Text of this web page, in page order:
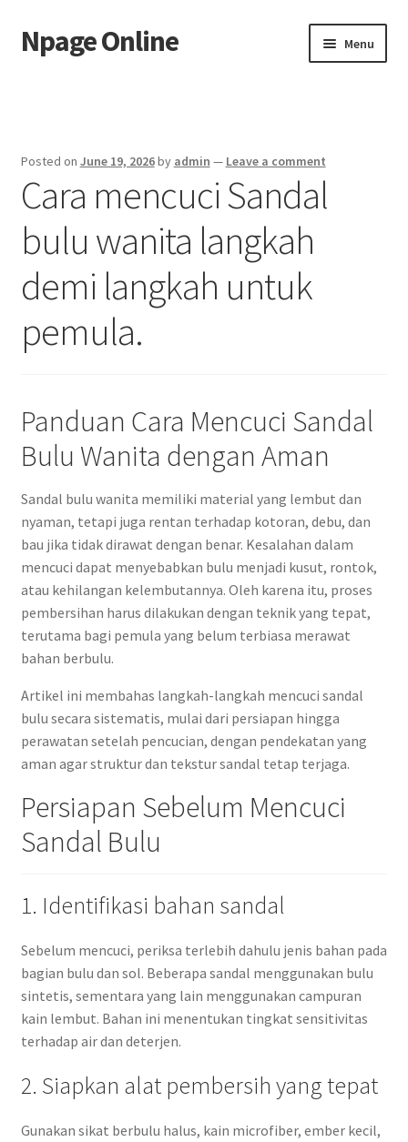
Skip
to
Skip
to
Npage Online Menu
Posted on June 19, 2026by admin — Leave a comment
Cara mencuci Sandal
bulu wanita langkah
demi langkah untuk
pemula.
Panduan Cara Mencuci Sandal
Bulu Wanita dengan Aman
Sandal bulu wanita memiliki material yang lembut dan
nyaman, tetapi juga rentan terhadap kotoran, debu, dan
bau jika tidak dirawat dengan benar. Kesalahan dalam
mencuci dapat menyebabkan bulu menjadi kusut, rontok,
atau kehilangan kelembutannya. Oleh karena itu, proses
pembersihan harus dilakukan dengan teknik yang tepat,
terutama bagi pemula yang belum terbiasa merawat
bahan berbulu.
Artikel ini membahas langkah-langkah mencuci sandal
bulu secara sistematis, mulai dari persiapan hingga
perawatan setelah pencucian, dengan pendekatan yang
aman agar struktur dan tekstur sandal tetap terjaga.
Persiapan Sebelum Mencuci
Sandal Bulu
1. Identifikasi bahan sandal
Sebelum mencuci, periksa terlebih dahulu jenis bahan pada
bagian bulu dan sol. Beberapa sandal menggunakan bulu
sintetis, sementara yang lain menggunakan campuran
kain lembut. Bahan ini menentukan tingkat sensitivitas
terhadap air dan deterjen.
2. Siapkan alat pembersih yang tepat
Gunakan sikat berbulu halus, kain microfiber, ember kecil,